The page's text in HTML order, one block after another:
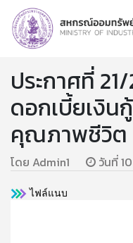
ประกาศที่
ดอกเบี้ยเงิ
คุณภาพชีวิต
โดย Admin1 วันที่
ไฟล์แนบ